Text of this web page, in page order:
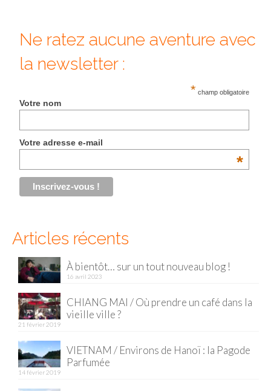
Ne ratez aucune aventure avec
la newsletter :
* champ obligatoire
Votre nom
Votre adresse e-mail
*
Articles récents
À bientôt… sur un tout nouveau blog !
16 avril 2023
CHIANG MAI / Où prendre un café dans la
vieille ville ?
21 février 2019
VIETNAM / Environs de Hanoï : la Pagode
Parfumée
14 février 2019